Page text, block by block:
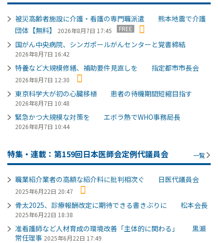
被災高齢者施設に介護・看護の専門職派遣 熊本地震で介護
団体【無料】
2026年8月7日 17:45 FREE
国がん中央病院、シンガポールがんセンターと覚書締結
2026年8月7日 16:42
特養など大規模修繕、補助要件見直しを 指定都市市長会
2026年8月7日 12:30
東京科学大が初の心臓移植 患者の待機期間短縮目指す
2026年8月7日 10:48
緊急かつ大規模な対策を エボラ熱でWHO事務局長
2026年8月7日 10:44
特集・連載：第159回日本医師会定例代議員会 一覧
職業紹介業者の高額な紹介料に批判相次ぐ 日医代議員会
2025年6月22日 20:47
骨太2025、診療報酬改定に期待できる書きぶりに 松本会長
2025年6月22日 18:38
准看護師など人材育成の環境改善「主体的に関わる」 黒瀨
常任理事 2025年6月22日 17:49